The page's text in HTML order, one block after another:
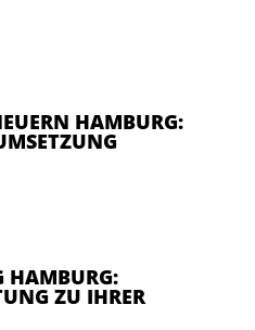
HAMBURG:
HAMBURG:
ZU IHRER